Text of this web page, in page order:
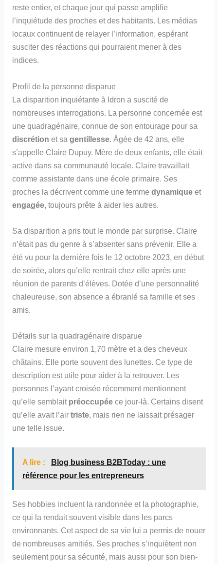
reste entier, et chaque jour qui passe amplifie
l’inquiétude des proches et des habitants. Les médias
locaux continuent de relayer l’information, espérant
susciter des réactions qui pourraient mener à des
indices.
Profil de la personne disparue
La disparition inquiétante à Idron a suscité de
nombreuses interrogations. La personne concernée est
une quadragénaire, connue de son entourage pour sa
discrétion et sagentillesse . Âgée de 42 ans, elle
s’appelle Claire Dupuy. Mère de deux enfants, elle était
active dans sa communauté locale. Claire travaillait
comme assistante dans une école primaire. Ses
proches la décrivent comme une femmedynamique et
engagée , toujours prête à aider les autres.
Sa disparition a pris tout le monde par surprise. Claire
n’était pas du genre à s’absenter sans prévenir. Elle a
été vu pour la dernière fois le 12 octobre 2023, en début
de soirée, alors qu’elle rentrait chez elle après une
réunion de parents d’élèves. Dotée d’une personnalité
chaleureuse, son absence a ébranlé sa famille et ses
amis.
Détails sur la quadragénaire disparue
Claire mesure environ 1,70 mètre et a des cheveux
châtains. Elle porte souvent des lunettes. Ce type de
description est utile pour aider à la retrouver. Les
personnes l’ayant croisée récemment mentionnent
qu’elle semblait préoccupée ce jour-là. Certains disent
qu’elle avait l’airtriste, mais rien ne laissait présager
une telle issue.
A lire :
Blog business B2BToday : une
référence pour les entrepreneurs
Ses hobbies incluent la randonnée et la photographie,
ce qui la rendait souvent visible dans les parcs
environnants. Cet aspect de sa vie lui a permis de nouer
de nombreuses amitiés. Ses proches s’inquiètent non
seulement pour sa sécurité, mais aussi pour son bien-